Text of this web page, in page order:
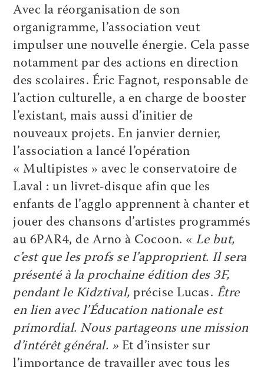
Avec la réorganisation de son
organigramme, l’association veut
impulser une nouvelle énergie. Cela passe
notamment par des actions en direction
des scolaires. Éric Fagnot, responsable de
l’action culturelle, a en charge de booster
l’existant, mais aussi d’initier de
nouveaux projets. En janvier dernier,
l’association a lancé l’opération
« Multipistes » avec le conservatoire de
Laval : un livret-disque afin que les
enfants de l’agglo apprennent à chanter et
jouer des chansons d’artistes programmés
au 6PAR4, de Arno à Cocoon. « Le but,
c’est que les profs se l’approprient. Il sera
présenté à la prochaine édition des 3F,
pendant le Kidztival, précise Lucas. Être
en lien avec l’Éducation nationale est
primordial. Nous partageons une mission
d’intérêt général. » Et d’insister sur
l’importance de travailler avec tous les